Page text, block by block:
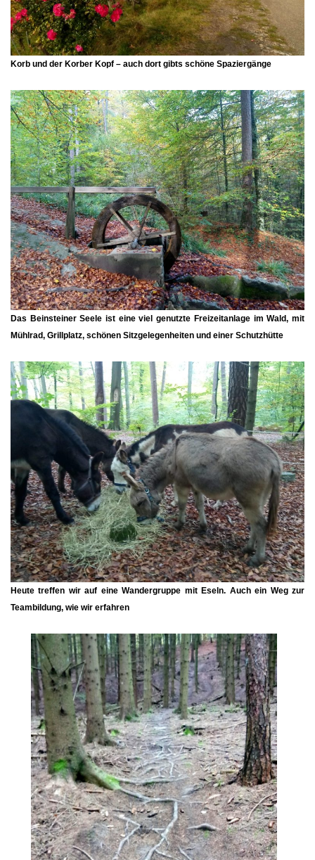
Korb und der Korber Kopf – auch dort gibts schöne Spaziergänge
Das Beinsteiner Seele ist eine viel genutzte Freizeitanlage im Wald, mit
Mühlrad, Grillplatz, schönen Sitzgelegenheiten und einer Schutzhütte
Heute treffen wir auf eine Wandergruppe mit Eseln. Auch ein Weg zur
Teambildung, wie wir erfahren